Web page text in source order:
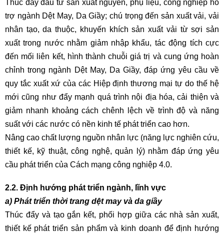
Thúc đẩy đầu tư sản xuất nguyên, phụ liệu, công nghiệp hỗ
trợ ngành Dệt May, Da Giầy; chú trọng đến sản xuất vải, vải
nhân tạo, da thuộc, khuyến khích sản xuất vải từ sợi sản
xuất trong nước nhằm giảm nhập khẩu, tác động tích cực
đến mối liên kết, hình thành chuỗi giá trị và cung ứng hoàn
chỉnh trong ngành Dệt May, Da Giầy, đáp ứng yêu cầu về
quy tắc xuất xứ của các Hiệp định thương mại tự do thế hệ
mới cũng như đẩy mạnh quá trình nội địa hóa, cải thiện và
giảm nhanh khoảng cách chênh lệch về trình độ và năng
suất với các nước có nền kinh tế phát triển cao hơn.
Nâng cao chất lượng nguồn nhân lực (năng lực nghiên cứu,
thiết kế, kỹ thuật, công nghệ, quản lý) nhằm đáp ứng yêu
cầu phát triển của Cách mạng công nghiệp 4.0.
2.2. Định hướng phát triển ngành, lĩnh vực
a) Phát triển thời trang dệt may và da giầy
Thúc đẩy và tạo gắn kết, phối hợp giữa các nhà sản xuất,
thiết kế phát triển sản phẩm và kinh doanh để định hướng